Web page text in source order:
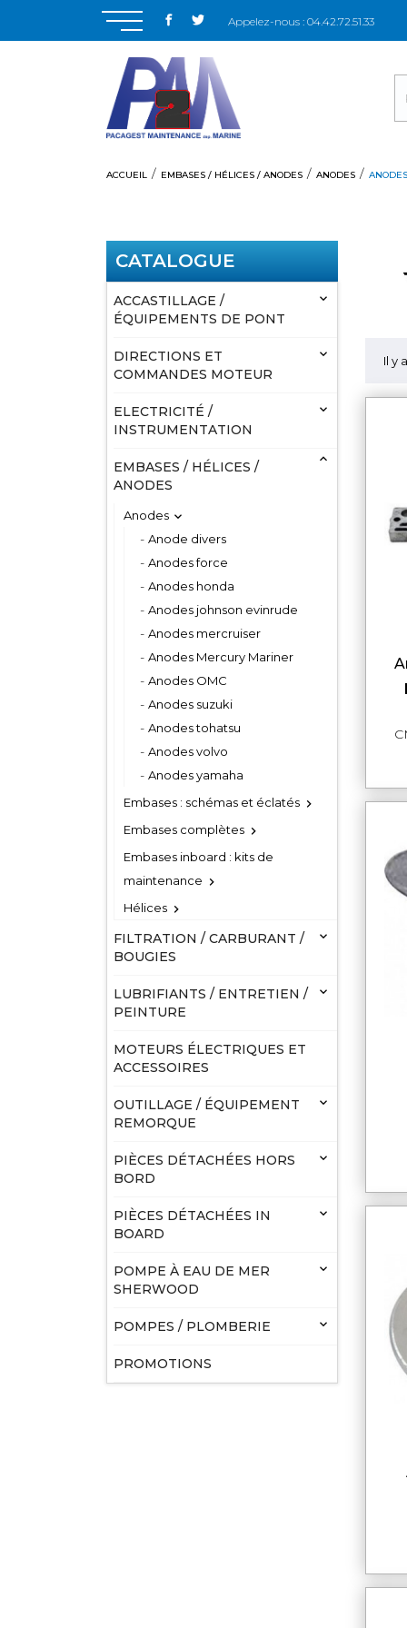
Appelez-nous : 04.42.72.51.33
ACCUEIL EMBASES / HÉLICES / ANODES ANODES
CATALOGUE
ACCASTILLAGE /
ÉQUIPEMENTS DE PONT

DIRECTIONS ET
COMMANDES MOTEUR

ELECTRICITÉ /
INSTRUMENTATION

EMBASES / HÉLICES /
ANODES

Anodes 
Anode divers
Anodes force
Anodes honda
Anodes johnson evinrude
Anodes mercruiser
Anodes Mercury Mariner
Anodes OMC
Anodes suzuki
Anodes tohatsu
Anodes volvo
Anodes yamaha
Embases : schémas et éclatés 
Embases complètes 
Embases inboard : kits de
maintenance 
Hélices 
FILTRATION / CARBURANT /
BOUGIES

LUBRIFIANTS / ENTRETIEN /
PEINTURE

MOTEURS ÉLECTRIQUES ET
ACCESSOIRES
OUTILLAGE / ÉQUIPEMENT
REMORQUE

PIÈCES DÉTACHÉES HORS
BORD

PIÈCES DÉTACHÉES IN
BOARD

POMPE À EAU DE MER
SHERWOOD

POMPES / PLOMBERIE 
PROMOTIONS
Il y
anode barreau embase